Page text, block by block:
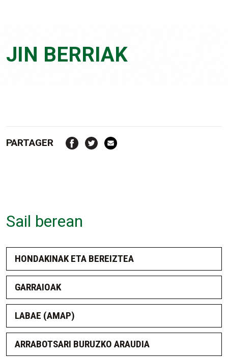
JIN BERRIAK
PARTAGER
Sail berean
HONDAKINAK ETA BEREIZTEA
GARRAIOAK
LABAE (AMAP)
ARRABOTSARI BURUZKO ARAUDIA